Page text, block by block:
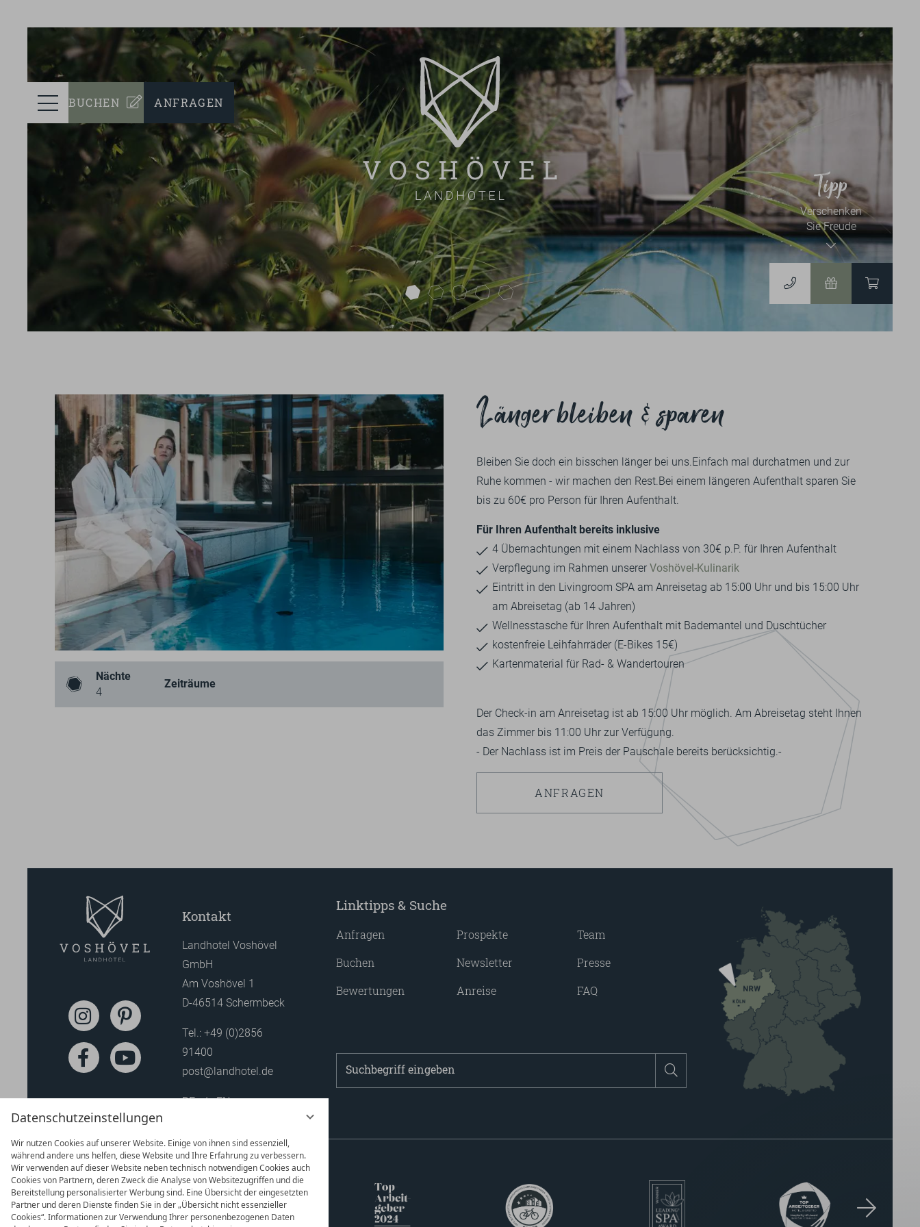
Datenschutzeinstellungen
Wir nutzen Cookies auf unserer Website. Einige von ihnen sind essenziell,
während andere uns helfen, diese Website und Ihre Erfahrung zu verbessern.
Wir verwenden auf dieser Website neben technisch notwendigen Cookies auch
Cookies von Partnern, deren Zweck die Analyse von Websitezugriffen und die
Bereitstellung personalisierter Werbung sind. Eine Übersicht der eingesetzten
Partner und deren Dienste finden Sie in der „Übersicht nicht essenzieller
Cookies“. Informationen zur Verwendung Ihrer personenbezogenen Daten
ZIMMER
ZIMMERÜBERSICHT
INKLUSIV & EXTRA
ANGEBOTE
FAQ
WELLNESS
KULINARIK
EVENTS
NACHHALTIGKEIT
ÜBERSICHT
EINKAUF
SOZIALES
ZERTIFIZIERUNGEN
TEAM
KARRIERE
UMGEBUNG
AUSFLUGTIPPS
RADFAHREN
WANDERN
ÜBERSICHT
BIKE-MENÜ
GOLFEN
WANDERN
FITNESS
KURSE
GUTSCHEINE & SHOP
GUTSCHEINE
EINLÖSEMÖGLICHKEITEN
ZUM ONLINESHOP
DERGUTEFUCHS.DE ➦
BEWERTUNGEN PROSPEKTE ANREISE TEAM PRESSE FAQ DE EN
News & Events
NEWSLETTER
EVENTKALENDER
Gutscheine & Shop
ZUM ONLINESHOP
DERGUTEFUCHS.DE
VIDEOS
BUCHEN ANFRAGEN
Tipp
Verschenken
Sie Freude
1 2 3 4 5
Nächte
4
Zeiträume
Länger bleiben & sparen
Bleiben Sie doch ein bisschen länger bei uns.Einfach mal durchatmen und zur
Ruhe kommen - wir machen den Rest.Bei einem längeren Aufenthalt sparen Sie
bis zu 60€ pro Person für Ihren Aufenthalt.
Für Ihren Aufenthalt bereits inklusive
4 Übernachtungen mit einem Nachlass von 30€ p.P. für Ihren Aufenthalt
Verpflegung im Rahmen unsererVoshövel-Kulinarik
Eintritt in den Livingroom SPA am Anreisetag ab 15:00 Uhr und bis 15:00 Uhr
am Abreisetag (ab 14 Jahren)
Wellnesstasche für Ihren Aufenthalt mit Bademantel und Duschtücher
kostenfreie Leihfahrräder (E-Bikes 15€)
Kartenmaterial für Rad- & Wandertouren
Der Check-in am Anreisetag ist ab 15:00 Uhr möglich. Am Abreisetag steht Ihnen
das Zimmer bis 11:00 Uhr zur Verfügung.
- Der Nachlass ist im Preis der Pauschale bereits berücksichtig.-
ANFRAGEN
Kontakt
Landhotel Voshövel
GmbH
Am Voshövel 1
D-46514 Schermbeck
Tel.: +49 (0)2856
91400
post@landhotel.de
DE EN
Linktipps & Suche
Anfragen
Buchen
Bewertungen
Prospekte
Newsletter
Anreise
Team
Presse
FAQ